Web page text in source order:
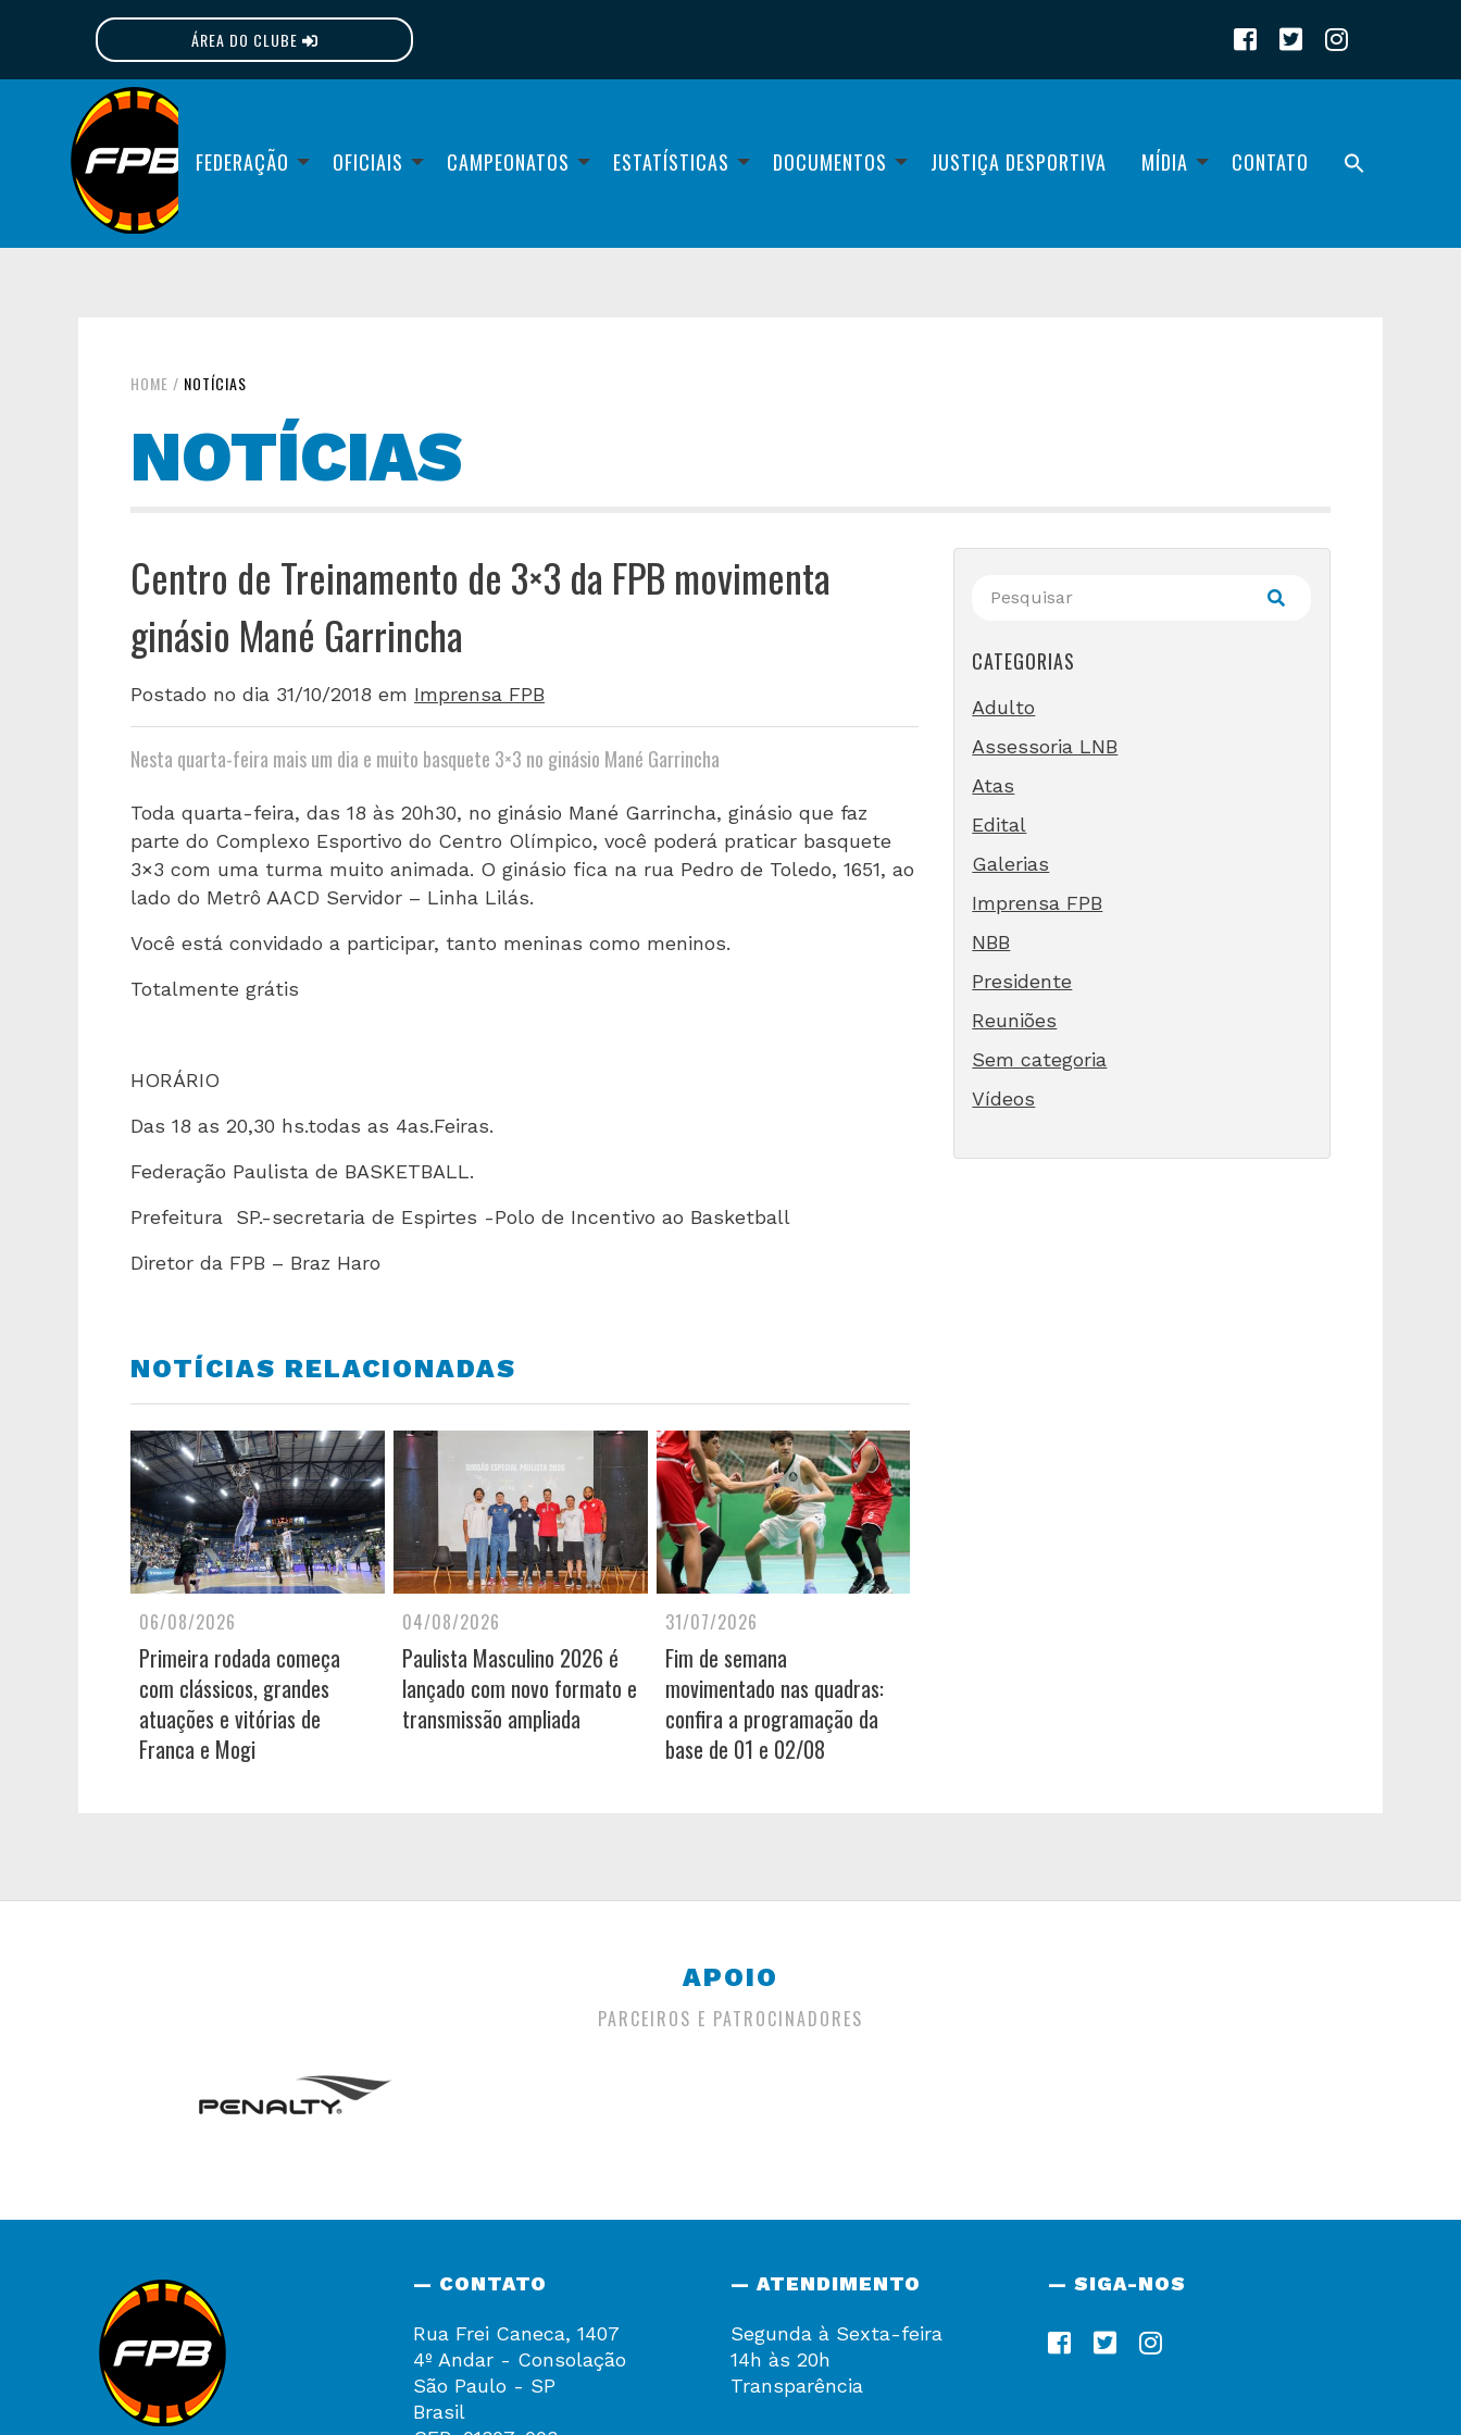
ÁREA DO CLUBE
FEDERAÇÃO OFICIAIS CAMPEONATOS ESTATÍSTICAS DOCUMENTOS JUSTIÇA DESPORTIVA MÍDIA CONTATO
HOME / NOTÍCIAS
NOTÍCIAS
Centro de Treinamento de 3×3 da FPB movimenta
ginásio Mané Garrincha
Postado no dia 31/10/2018 em Imprensa FPB
Nesta quarta-feira mais um dia e muito basquete 3×3 no ginásio Mané Garrincha
Toda quarta-feira, das 18 às 20h30, no ginásio Mané Garrincha, ginásio que faz
parte do Complexo Esportivo do Centro Olímpico, você poderá praticar basquete
3×3 com uma turma muito animada. O ginásio fica na rua Pedro de Toledo, 1651, ao
lado do Metrô AACD Servidor – Linha Lilás.
Você está convidado a participar, tanto meninas como meninos.
Totalmente grátis
HORÁRIO
Das 18 as 20,30 hs.todas as 4as.Feiras.
Federação Paulista de BASKETBALL.
Prefeitura SP.-secretaria de Espirtes -Polo de Incentivo ao Basketball
Diretor da FPB – Braz Haro
NOTÍCIAS RELACIONADAS
06/08/2026
Primeira rodada começa
com clássicos, grandes
atuações e vitórias de
Franca e Mogi
04/08/2026
Paulista Masculino 2026 é
lançado com novo formato e
transmissão ampliada
31/07/2026
Fim de semana
movimentado nas quadras:
confira a programação da
base de 01 e 02/08
CATEGORIAS
Adulto
Assessoria LNB
Atas
Edital
Galerias
Imprensa FPB
NBB
Presidente
Reuniões
Sem categoria
Vídeos
APOIO
PARCEIROS E PATROCINADORES
— CONTATO
Rua Frei Caneca, 1407
4º Andar - Consolação
São Paulo - SP
Brasil
— ATENDIMENTO
Segunda à Sexta-feira
14h às 20h
Transparência
— SIGA-NOS